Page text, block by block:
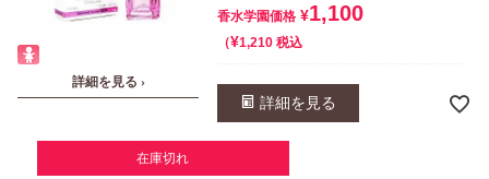
詳細を見る ›
香水学園価格 ¥1,100
¥1,210 税込
詳細を見る
在庫切れ